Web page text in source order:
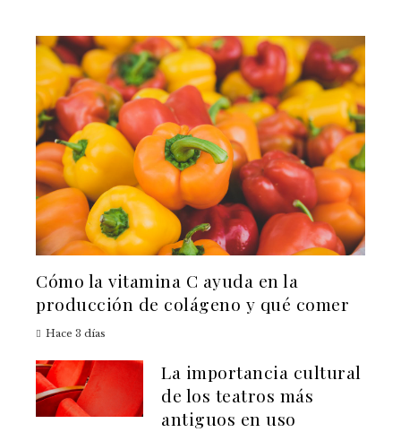
Cómo la vitamina C ayuda en la
producción de colágeno y qué comer
Hace 3 días
La importancia cultural
de los teatros más
antiguos en uso